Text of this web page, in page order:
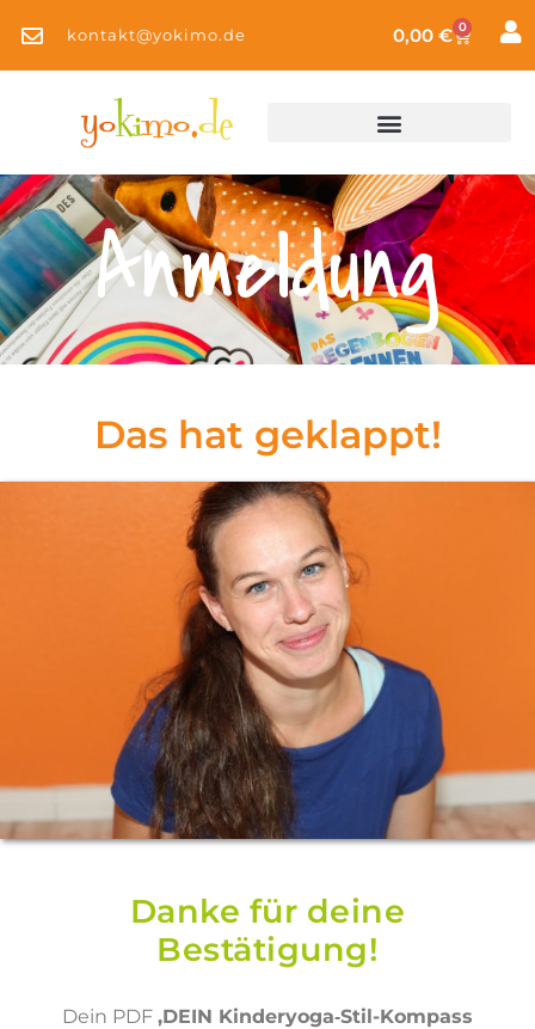
kontakt@yokimo.de 0,00 € 0
Anmeldung
Das hat geklappt!
Danke für deine
Bestätigung!
Dein PDF ,DEIN Kinderyoga‑Stil-Kompass